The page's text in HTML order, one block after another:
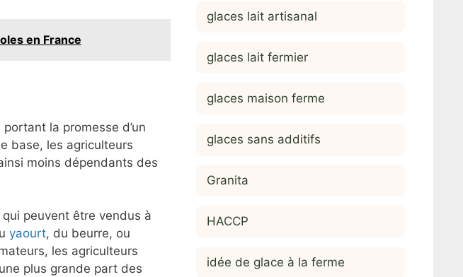
en France
la promesse d’un
base, les agriculteurs
moins dépendants des
peuvent être vendus à
yaourt, du beurre, ou
les agriculteurs
plus grande part des
glaces lait artisanal
glaces lait fermier
glaces maison ferme
glaces sans additifs
Granita
HACCP
idée de glace à la ferme